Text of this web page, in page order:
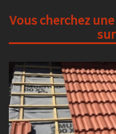
Vous cherchez